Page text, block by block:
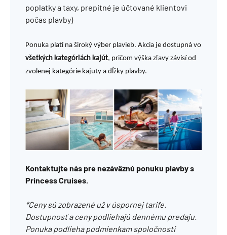
poplatky a taxy, prepitné je účtované klientovi
počas plavby)
Ponuka platí na široký výber plavieb. Akcia je dostupná vo
všetkých kategóriách kajút, pričom výška zľavy závisí od
zvolenej kategórie kajuty a dĺžky plavby.
Kontaktujte nás pre nezáväznú ponuku plavby s
Princess Cruises.
*Ceny sú zobrazené už v úspornej tarife.
Dostupnosť a ceny podliehajú dennému predaju.
Ponuka podlieha podmienkam spoločnosti